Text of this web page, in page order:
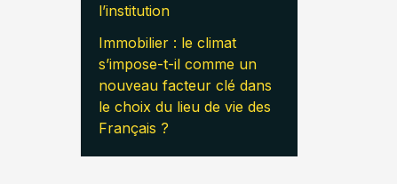
l’institution
Immobilier : le climat
s’impose-t-il comme un
nouveau facteur clé dans
le choix du lieu de vie des
Français ?